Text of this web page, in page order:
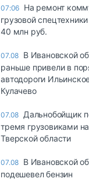
07:06 На ремонт
грузовой
40 млн руб.
07.08 В Ивановской
раньше привели в
автодороги
Кулачево
07.08 Дальнобойщик
тремя грузовиками
Тверской области
07.08 В Ивановской
подешевел бензин